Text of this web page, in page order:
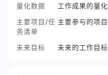
量化数据
工作成果的量
主要项目/任
务清单
主要参与的项
未来目标 未来的工作目